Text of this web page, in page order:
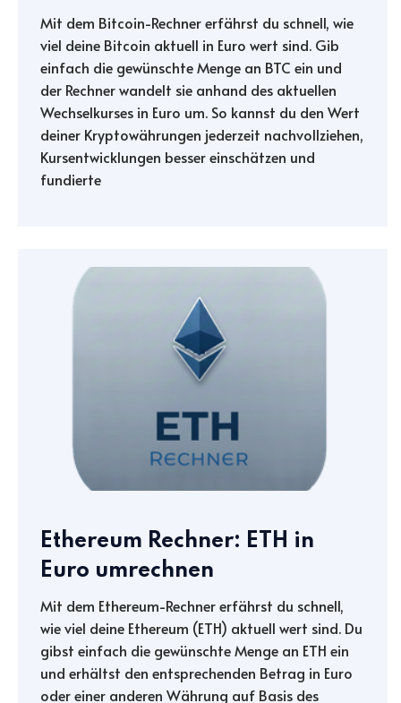
Mit dem Bitcoin-Rechner erfährst du schnell, wie
viel deine Bitcoin aktuell in Euro wert sind. Gib
einfach die gewünschte Menge an BTC ein und
der Rechner wandelt sie anhand des aktuellen
Wechselkurses in Euro um. So kannst du den Wert
deiner Kryptowährungen jederzeit nachvollziehen,
Kursentwicklungen besser einschätzen und
fundierte
Ethereum Rechner: ETH in
Euro umrechnen
Mit dem Ethereum-Rechner erfährst du schnell,
wie viel deine Ethereum (ETH) aktuell wert sind. Du
gibst einfach die gewünschte Menge an ETH ein
und erhältst den entsprechenden Betrag in Euro
oder einer anderen Währung auf Basis des